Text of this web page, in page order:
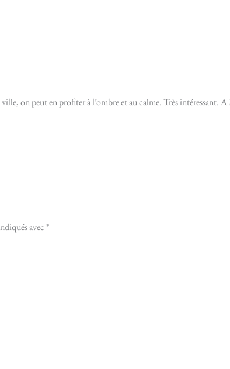
on peut en profiter à l’ombre et au calme. Très intéressant.
avec *